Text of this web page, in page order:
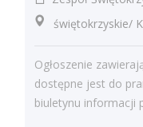
świętokrzyskie/
Ogłoszenie
dostępne jest do
biuletynu informacji